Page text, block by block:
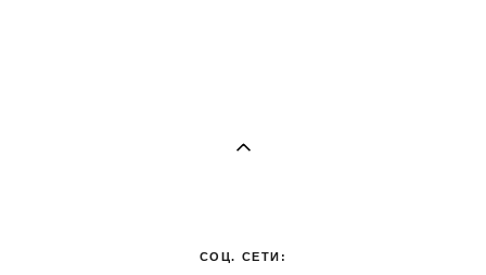
СОЦ. СЕТИ: